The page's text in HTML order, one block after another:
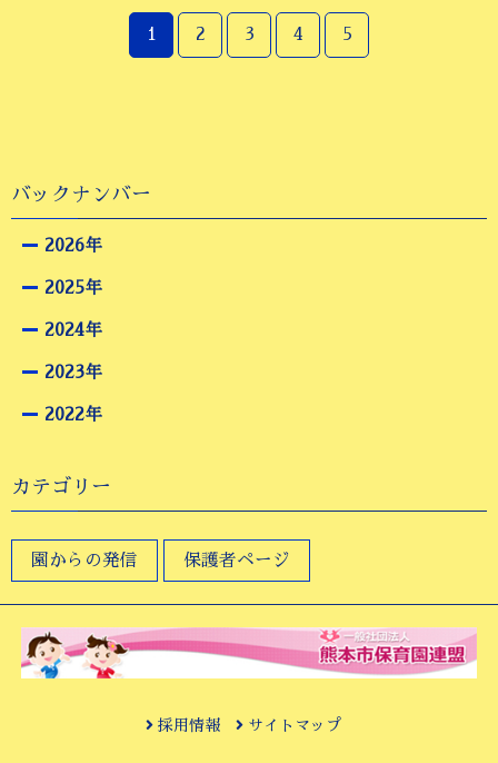
1 2 3 4 5
バックナンバー
2026年
2025年
2024年
2023年
2022年
カテゴリー
園からの発信 保護者ページ
採用情報 サイトマップ